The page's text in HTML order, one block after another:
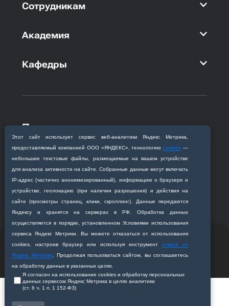
Этот сайт использует сервис веб‑аналитики Яндекс Метрика,
предоставляемый компанией ООО «ЯНДЕКС», технологиюcookies —
небольшие текстовые файлы, размещаемые на вашем устройстве
для анализа активности на сайте. Собранные данные могут включать
IP‑адрес (частично анонимизированный), информацию о браузере и
устройстве, геолокацию (при наличии разрешения) и действия на
сайте (просмотры страниц, клики, скроллинг). Данные передаются
Яндексу и хранятся на серверах в РФ. Обработка данных
осуществляется в порядке, установленном Условиями использования
сервиса Яндекс Метрики. Вы можете отказаться от использования
cookies, настроив браузер или используя инструментотказа от
Яндекс Метрики . Продолжая пользоваться сайтом, вы соглашаетесь
на обработку данных в указанных целях.
Я согласен на использование cookies и обработку персональных
данных сервисом Яндекс Метрика в целях аналитики
(ст. 6 ч. 1 п. 1 152‑ФЗ)
Сотрудникам
Академия
Кафедры
Приемная комиссия
Благовещенск, ул. Горького, 95
+7 (4162) 319‒016
abitur@amursma.su
Сведения об образовательной
организации
медицинская академия
Разработано студией